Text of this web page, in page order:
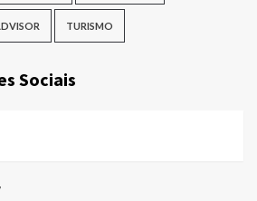
TURISMO
Sociais